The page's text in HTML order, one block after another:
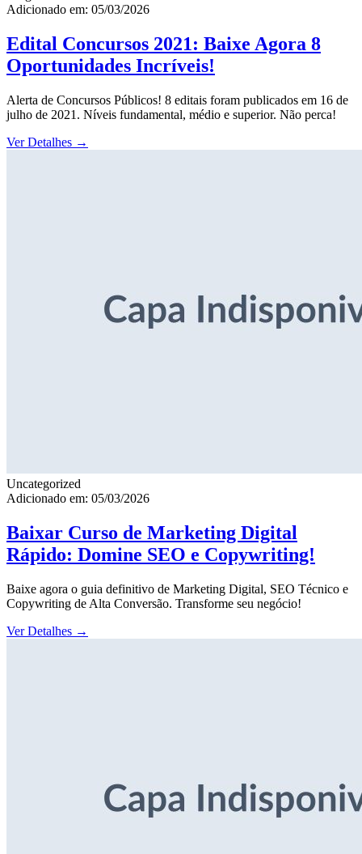
Adicionado em: 05/03/2026
Edital Concursos 2021: Baixe Agora 8
Oportunidades Incríveis!
Alerta de Concursos Públicos! 8 editais foram publicados em 16 de
julho de 2021. Níveis fundamental, médio e superior. Não perca!
Ver Detalhes →
Uncategorized
Adicionado em: 05/03/2026
Baixar Curso de Marketing Digital
Rápido: Domine SEO e Copywriting!
Baixe agora o guia definitivo de Marketing Digital, SEO Técnico e
Copywriting de Alta Conversão. Transforme seu negócio!
Ver Detalhes →